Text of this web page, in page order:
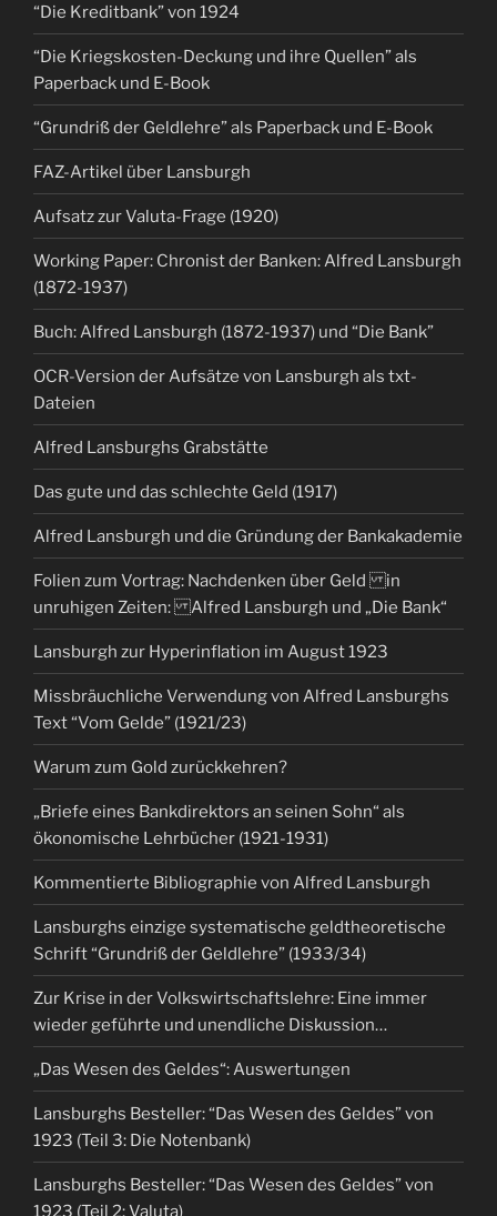
“Die Kreditbank” von 1924
“Die Kriegskosten-Deckung und ihre Quellen” als
Paperback und E-Book
“Grundriß der Geldlehre” als Paperback und E-Book
FAZ-Artikel über Lansburgh
Aufsatz zur Valuta-Frage (1920)
Working Paper: Chronist der Banken: Alfred Lansburgh
(1872-1937)
Buch: Alfred Lansburgh (1872-1937) und “Die Bank”
OCR-Version der Aufsätze von Lansburgh als txt-
Dateien
Alfred Lansburghs Grabstätte
Das gute und das schlechte Geld (1917)
Alfred Lansburgh und die Gründung der Bankakademie
Folien zum Vortrag: Nachdenken über Geld in
unruhigen Zeiten: Alfred Lansburgh und „Die Bank“
Lansburgh zur Hyperinflation im August 1923
Missbräuchliche Verwendung von Alfred Lansburghs
Text “Vom Gelde” (1921/23)
Warum zum Gold zurückkehren?
„Briefe eines Bankdirektors an seinen Sohn“ als
ökonomische Lehrbücher (1921-1931)
Kommentierte Bibliographie von Alfred Lansburgh
Lansburghs einzige systematische geldtheoretische
Schrift “Grundriß der Geldlehre” (1933/34)
Zur Krise in der Volkswirtschaftslehre: Eine immer
wieder geführte und unendliche Diskussion…
„Das Wesen des Geldes“: Auswertungen
Lansburghs Besteller: “Das Wesen des Geldes” von
1923 (Teil 3: Die Notenbank)
Lansburghs Besteller: “Das Wesen des Geldes” von
1923 (Teil 2: Valuta)